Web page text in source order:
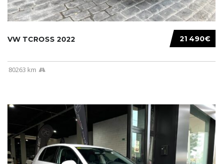
21 490€
VW TCROSS 2022
80263 km